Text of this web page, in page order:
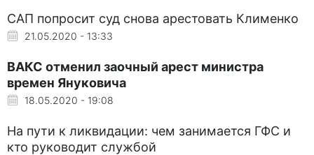
САП попросит суд снова арестовать Клименко
21.05.2020 - 13:33
ВАКС отменил заочный арест министра
времен Януковича
18.05.2020 - 19:08
На пути к ликвидации: чем занимается ГФС и
кто руководит службой